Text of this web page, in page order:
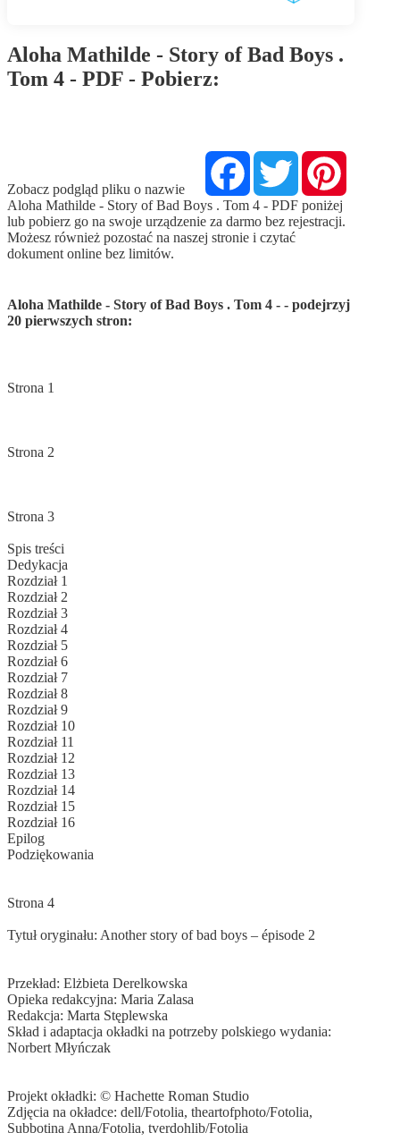
Aloha Mathilde - Story of Bad Boys .
Tom 4 - PDF - Pobierz:
FacebookTwitter Pinterest
Zobacz podgląd pliku o nazwie
Aloha Mathilde - Story of Bad Boys . Tom 4 - PDF poniżej
lub pobierz go na swoje urządzenie za darmo bez rejestracji.
Możesz również pozostać na naszej stronie i czytać
dokument online bez limitów.
Aloha Mathilde - Story of Bad Boys . Tom 4 - - podejrzyj
20 pierwszych stron: